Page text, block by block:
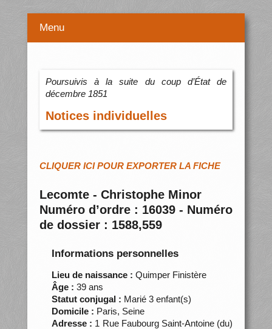
Menu
Poursuivis à la suite du coup d’État de
décembre 1851
Notices individuelles
CLIQUER ICI POUR EXPORTER LA FICHE
Lecomte - Christophe Minor
Numéro d’ordre : 16039 - Numéro
de dossier : 1588,559
Informations personnelles
Lieu de naissance : Quimper Finistère
Âge : 39 ans
Statut conjugal : Marié 3 enfant(s)
Domicile : Paris, Seine
Adresse : 1 Rue Faubourg Saint-Antoine (du)